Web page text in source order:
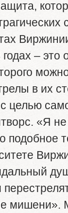
– это
в их
целью
«Я не
подобное
мишени».